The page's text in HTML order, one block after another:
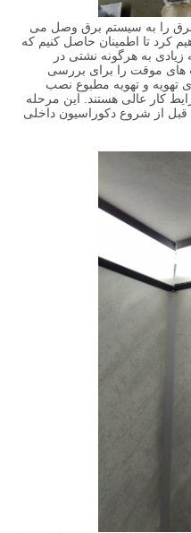
برق را به سیستم برق وصل می
کرد تا اطمینان حاصل کنیم که
به هرگونه نشتی در
های موقت را برای بررسی
تهویه و تهویه مطبوع نصب
کار عالی هستند. این مرحله
از شروع دکوراسیون داخلی